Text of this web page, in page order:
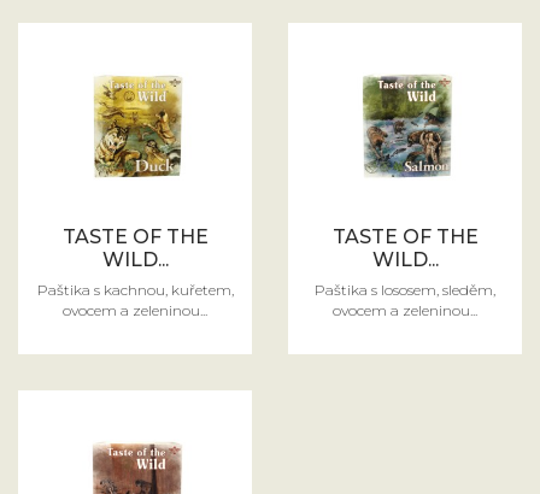
TASTE OF THE
WILD...
Paštika s kachnou, kuřetem,
ovocem a zeleninou...
TASTE OF THE
WILD...
Paštika s lososem, sleděm,
ovocem a zeleninou...